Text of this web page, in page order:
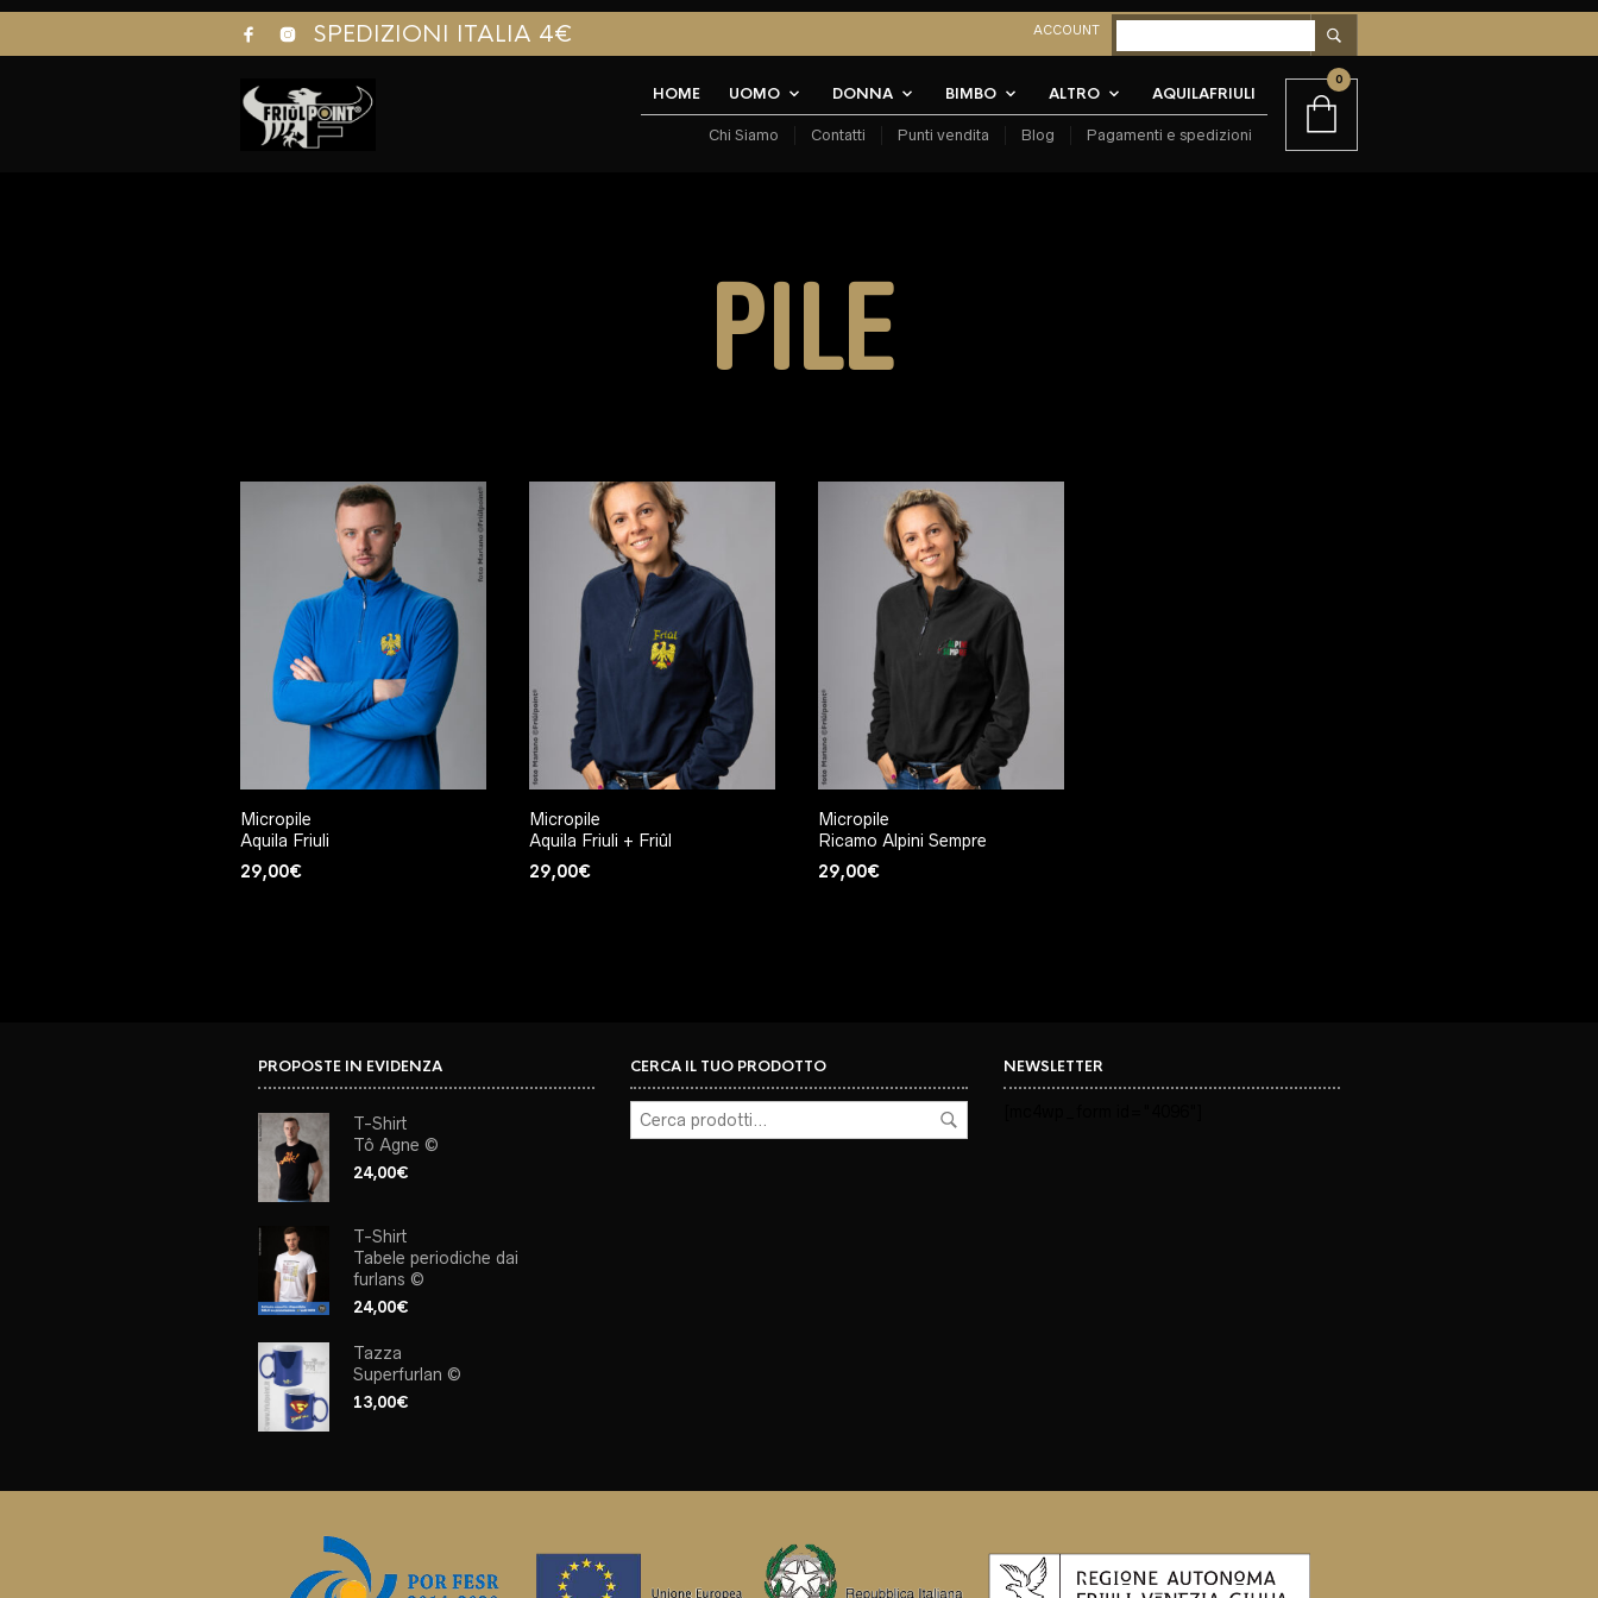
SPEDIZIONI ITALIA 4€ ACCOUNT
HOME UOMO DONNA BIMBO ALTRO AQUILAFRIULI
Chi Siamo Contatti Punti vendita Blog Pagamenti e spedizioni
0
PILE
Micropile
Aquila Friuli
29,00€
Micropile
Aquila Friuli + Friûl
29,00€
Micropile
Ricamo Alpini Sempre
29,00€
PROPOSTE IN EVIDENZA
T-Shirt
Tô Agne ©
24,00€
T-Shirt
Tabele periodiche dai
furlans ©
24,00€
Tazza
Superfurlan ©
13,00€
CERCA IL TUO PRODOTTO NEWSLETTER